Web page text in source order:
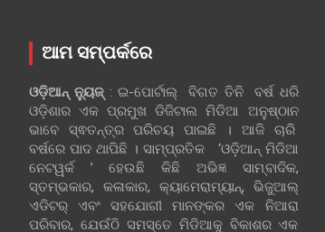
ଆମ ସମ୍ପର୍କରେ
ଓଡ଼ିଆନ୍‍ ନ୍ୟୁଜ୍‍: ଇ-ପୋର୍ଟାଲ୍ ବିଗତ ତିନି ବର୍ଷ ଧରି
ଓଡ଼ିଶାର ଏକ ପ୍ରମୁଖ ଡିଜିଟାଲ ମିଡିଆ ଅନୁଷ୍ଠାନ
ଭାବେ ସ୍ଵତନ୍ତ୍ର ପରିଚୟ ପାଇଛି । ଆଜି ଚାରି
ବର୍ଷରେ ପାଦ ଥାପିଛି । ସାମ୍ପ୍ରତିକ ‘ଓଡ଼ିଆନ୍‍ ମିଡିଆ
ନେଟୱର୍କ ’ ହେଉଛି କିଛି ଅଭିଜ୍ଞ ସାମ୍ବାଦିକ,
ସ୍ତମ୍ଭକାର, କଳାକାର, କ୍ୟାମେରାମ୍ୟାନ୍, ଭିଜୁଆଲ୍
ଏଡିଟର୍ ଏବଂ ସହଯୋଗୀ ମାନଙ୍କର ଏକ ନିଆରା
ପରିବାର, ଯେଉଁଠି ସମସ୍ତେ ମିଡିଆକୁ ବିକାଶର ଏକ